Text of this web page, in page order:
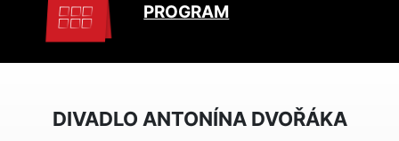
PROGRAM
DIVADLO ANTONÍNA DVOŘÁKA